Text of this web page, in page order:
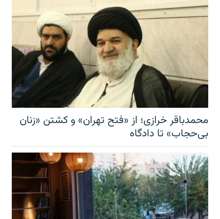
محمدباقر خرازی؛ از «فتح تهران» و کشتن «زنان
بی‌حجاب» تا دادگاه